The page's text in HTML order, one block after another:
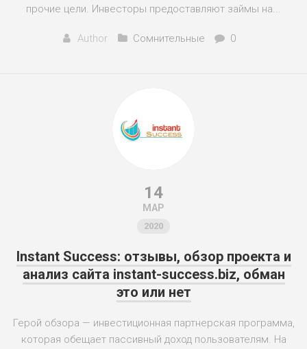
прочие цели. Инвесторы предоставляют займы на...
Author Сомнительные 0
14
МАР
2020
Instant Success: отзывы, обзор проекта и
анализ сайта instant-success.biz, обман
это или нет
Герой обзора — инвестиционная партнерская программа,
которая обещает пассивный доход пользователям. На